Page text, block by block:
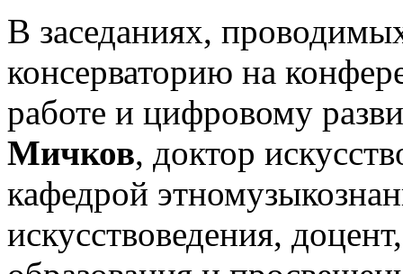
В заседаниях,
консерваторию на
работе и цифровому
Мичков, доктор
кафедрой
искусствоведения,